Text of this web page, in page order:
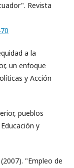
Revista
a la
un enfoque
y Acción
pueblos
y
"Empleo de